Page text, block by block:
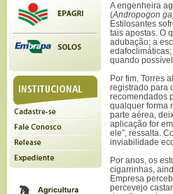
A engenheira
(Andropogon
Estilosantes
tais apostas. O
adubação; a
quando possível
Por fim, Torres
registrado para
recomendados
qualquer forma
parte aérea,
aplicação for
ele”, ressalta.
inviabilidade
Por anos, os
cigarrinhas,
Empresa
percevejo